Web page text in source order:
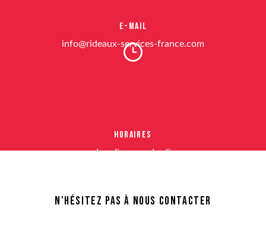
E-mail
info@rideaux-services-france.com
Horaires
Lundi au vendredi
N'hésitez pas à nous contacter